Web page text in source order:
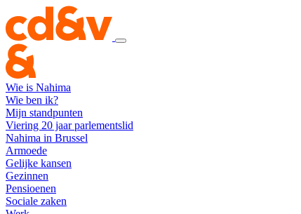
Wie is Nahima
Wie ben ik?
Mijn standpunten
Viering 20 jaar parlementslid
Nahima in Brussel
Armoede
Gelijke kansen
Gezinnen
Pensioenen
Sociale zaken